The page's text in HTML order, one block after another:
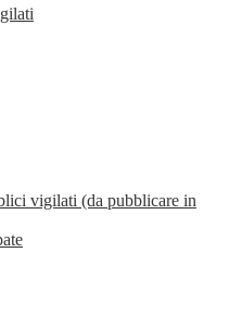
vigilati (da pubblicare in